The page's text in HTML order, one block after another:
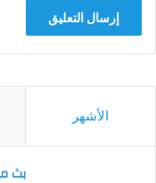
الأشهر
بث